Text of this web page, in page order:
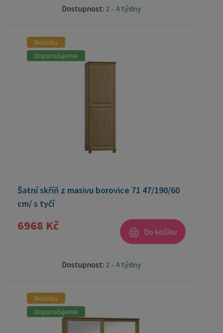
Dostupnost: 2 - 4 týdny
Novinka
Doporučujeme
Šatní skříň z masivu borovice 71 47/190/60
cm/ s tyčí
6968 Kč Do košíku
Dostupnost: 2 - 4 týdny
Novinka
Doporučujeme